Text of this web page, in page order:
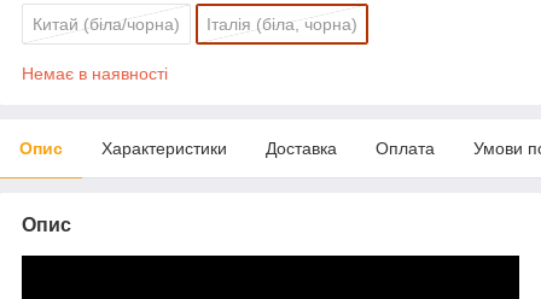
Китай (біла/чорна) Італія (біла, чорна)
Немає в наявності
Опис Характеристики Доставка Оплата Умови
Опис